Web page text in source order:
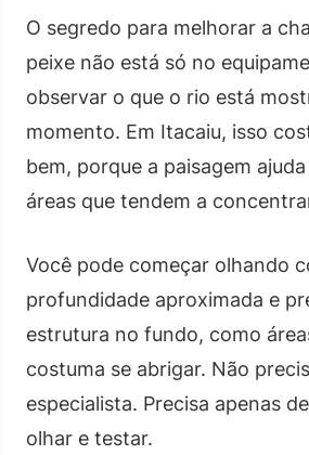
O segredo para melhorar a
peixe não está só no
observar o que o rio está
momento. Em Itacaiu, isso
bem, porque a paisagem
áreas que tendem a
Você pode começar olhando
profundidade aproximada e
estrutura no fundo, como
costuma se abrigar. Não
especialista. Precisa apenas
olhar e testar.